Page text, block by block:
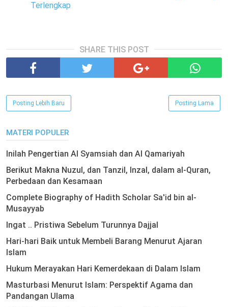
Terlengkap
SHARE THIS POST
Posting Lebih Baru Posting Lama
MATERI POPULER
Inilah Pengertian Al Syamsiah dan Al Qamariyah
Berikut Makna Nuzul, dan Tanzil, Inzal, dalam al-Quran,
Perbedaan dan Kesamaan
Complete Biography of Hadith Scholar Sa'id bin al-
Musayyab
Ingat .. Pristiwa Sebelum Turunnya Dajjal
Hari-hari Baik untuk Membeli Barang Menurut Ajaran
Islam
Hukum Merayakan Hari Kemerdekaan di Dalam Islam
Masturbasi Menurut Islam: Perspektif Agama dan
Pandangan Ulama